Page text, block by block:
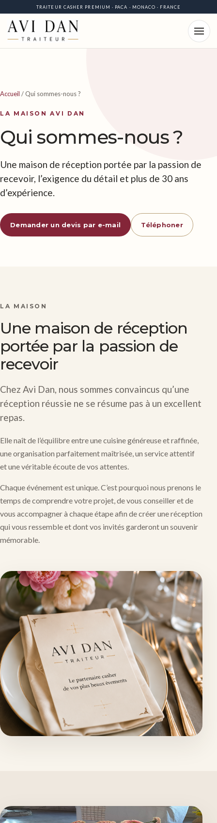
TRAITEUR CASHER PREMIUM · PACA · MONACO · FRANCE
Accueil /Qui sommes-nous ?
LA MAISON AVI DAN
Qui sommes-nous ?
Une maison de réception portée par la passion de
recevoir, l’exigence du détail et plus de 30 ans
d’expérience.
Demander un devis par e-mail Téléphoner
LA MAISON
Une maison de réception
portée par la passion de
recevoir
Chez Avi Dan, nous sommes convaincus qu’une
réception réussie ne se résume pas à un excellent
repas.
Elle naît de l’équilibre entre une cuisine généreuse et raffinée,
une organisation parfaitement maîtrisée, un service attentif
et une véritable écoute de vos attentes.
Chaque événement est unique. C’est pourquoi nous prenons le
temps de comprendre votre projet, de vous conseiller et de
vous accompagner à chaque étape afin de créer une réception
qui vous ressemble et dont vos invités garderont un souvenir
mémorable.